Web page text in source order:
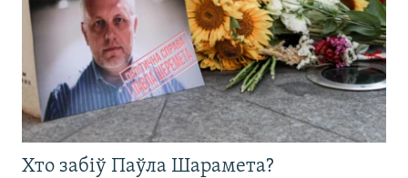
Хто забіў Паўла Шарамета?